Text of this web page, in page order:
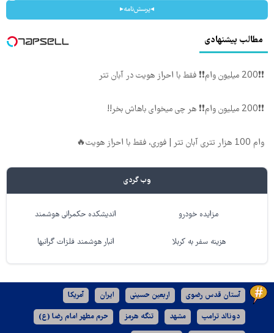
◂پرسش‌نامه▸
مطالب پیشنهادی
❗❗200 میلیون وام❗❗ فقط با احراز هویت در آبان تتر
❗❗200 میلیون وام❗❗ هر چی میخوای باهاش بخر!!
وام 100 هزار تتری آبان تتر | فوری، فقط با احراز هویت🔥
وب گردی
مزایده خودرو اندیشکده حکمرانی هوشمند
هزینه سفر به کربلا انبار هوشمند فلزات گرانبها
آستان قدس رضوی اربعین حسینی ایران آمریکا
دونالد ترامپ مشهد تنگه هرمز حرم مطهر امام رضا (ع)